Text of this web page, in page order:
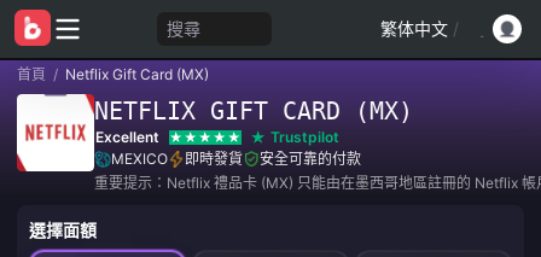
搜尋 繁体中文 /
首頁 / Netflix Gift Card (MX)
NETFLIX GIFT CARD (MX)
Excellent
Trustpilot
MEXICO
即時發貨
安全可靠的付款
重要提示：Netflix 禮品卡 (MX) 只能由在墨西哥地區註冊的 Netflix 帳
選擇面額